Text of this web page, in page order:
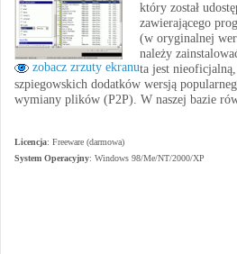
zobacz zrzuty ekranu
który został
zawierającego
(w oryginalnej
należy
ta jest
szpiegowskich dodatków wersją
wymiany plików (P2P). W naszej bazie
Licencja: Freeware (darmowa)
System Operacyjny: Windows 98/Me/NT/2000/XP